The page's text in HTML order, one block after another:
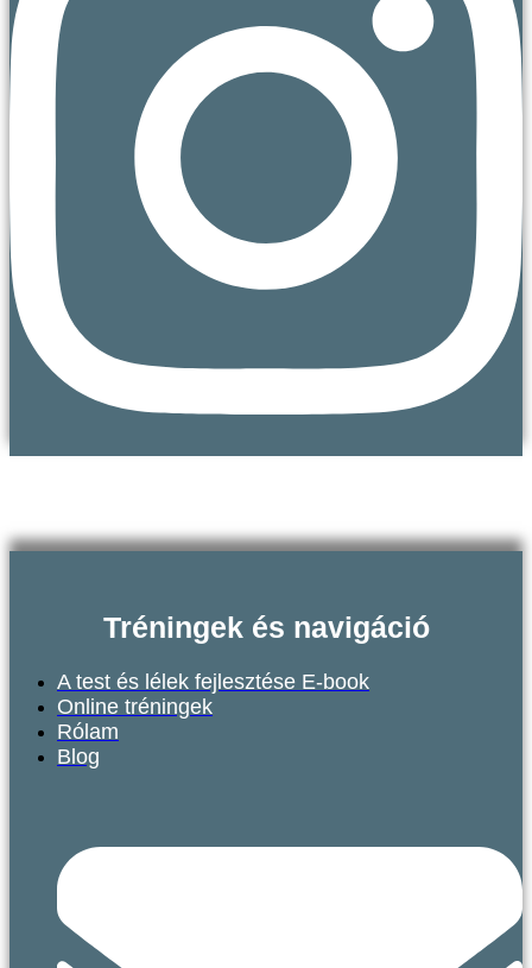
Tréningek és navigáció
A test és lélek fejlesztése E-book
Online tréningek
Rólam
Blog